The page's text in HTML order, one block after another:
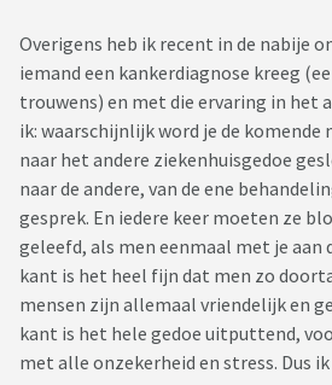
Overigens heb ik recent in de nabije
iemand een kankerdiagnose kreeg
trouwens) en met die ervaring in het
ik: waarschijnlijk word je de komende
naar het andere ziekenhuisgedoe
naar de andere, van de ene
gesprek. En iedere keer moeten ze
geleefd, als men eenmaal met je aan
kant is het heel fijn dat men zo
mensen zijn allemaal vriendelijk en
kant is het hele gedoe uitputtend,
met alle onzekerheid en stress. Dus